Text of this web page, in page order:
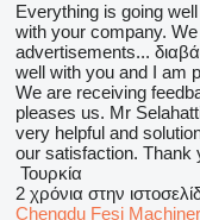
Everything is going
with your company.
advertisements...
well with you and I am
We are receiving
pleases us. Mr
very helpful and
our satisfaction. Thank
Τουρκία
2 χρόνια στην
Chengdu Fesi